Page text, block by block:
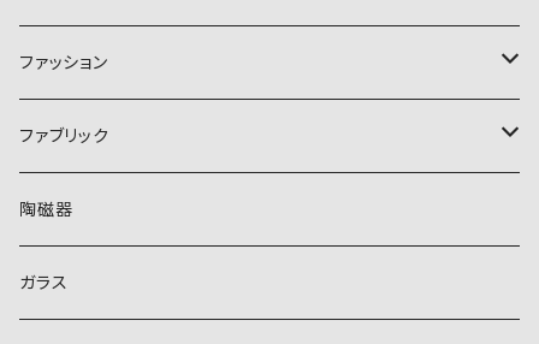
スイーツ・お菓子
ガトーショコラ
米
くだもの
清涼飲料水
ファッション
アクセサリー
パール
イヤーカフ
バッグ
ファブリック
ギャッペ
更沙（サラサ）
陶磁器
ガラス